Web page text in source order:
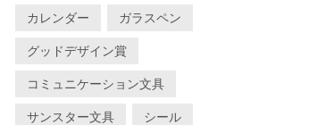
カレンダー ガラスペン
グッドデザイン賞
コミュニケーション文具
サンスター文具 シール